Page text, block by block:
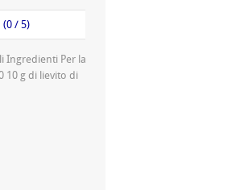
Per la
di lievito di